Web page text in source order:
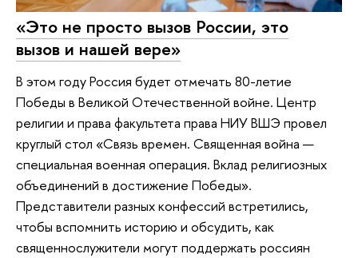
«Это не просто вызов России, это
вызов и нашей вере»
В этом году Россия будет отмечать 80-летие
Победы в Великой Отечественной войне. Центр
религии и права факультета права НИУ ВШЭ провел
круглый стол «Связь времен. Священная война —
специальная военная операция. Вклад религиозных
объединений в достижение Победы».
Представители разных конфессий встретились,
чтобы вспомнить историю и обсудить, как
священнослужители могут поддержать россиян